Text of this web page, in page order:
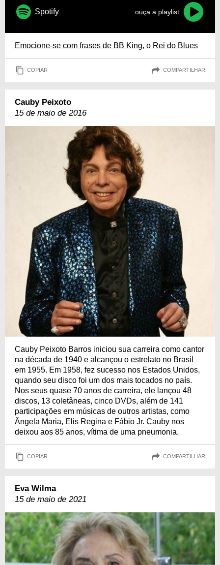
Spotify ouça a playlist
Emocione-se com frases de BB King, o Rei do Blues
COPIAR COMPARTILHAR
Cauby Peixoto
15 de maio de 2016
Cauby Peixoto Barros iniciou sua carreira como cantor
na década de 1940 e alcançou o estrelato no Brasil
em 1955. Em 1958, fez sucesso nos Estados Unidos,
quando seu disco foi um dos mais tocados no país.
Nos seus quase 70 anos de carreira, ele lançou 48
discos, 13 coletâneas, cinco DVDs, além de 141
participações em músicas de outros artistas, como
Ângela Maria, Elis Regina e Fábio Jr. Cauby nos
deixou aos 85 anos, vítima de uma pneumonia.
COPIAR COMPARTILHAR
Eva Wilma
15 de maio de 2021